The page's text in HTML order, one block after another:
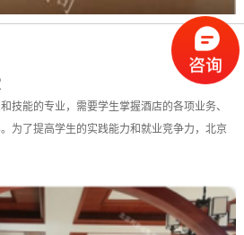
01-12
技能的专业，需要学生掌握酒店的各项业务、
为了提高学生的实践能力和就业竞争力，北京